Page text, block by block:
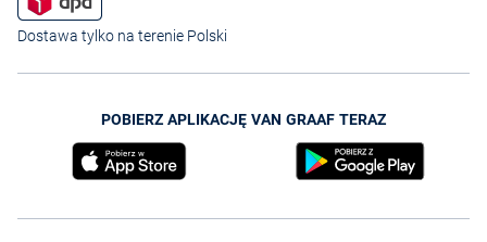
Dostawa tylko na terenie Polski
POBIERZ APLIKACJĘ VAN GRAAF TERAZ